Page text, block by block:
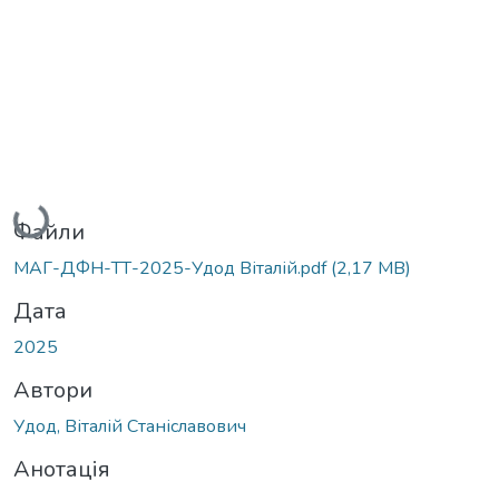
Вантажиться...
Файли
МАГ-ДФН-ТТ-2025-Удод Віталій.pdf(2,17 MB)
Дата
2025
Автори
Удод, Віталій Станіславович
Анотація